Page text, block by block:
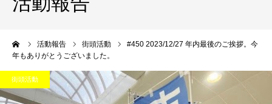
活動報告 街頭活動
#450 2023/12/27 年内最後のご挨拶。今
年もありがとうございました。
街頭活動